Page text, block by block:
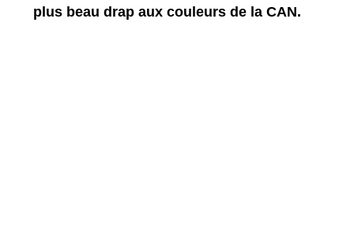
plus beau drap aux couleurs de la CAN.